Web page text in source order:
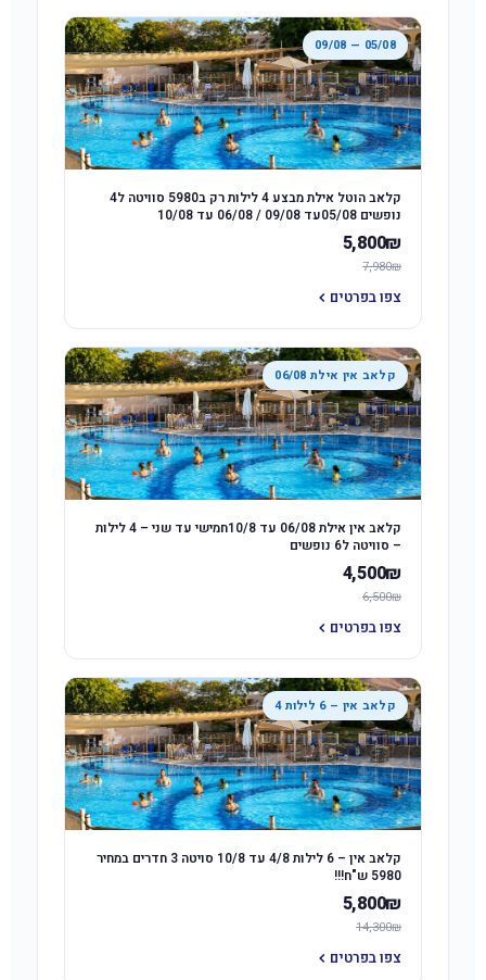
05/08 — 09/08
קלאב הוטל אילת מבצע 4 לילות רק ב5980 סוויטה ל4
נופשים 05/08עד 09/08 / 06/08 עד 10/08
5,800₪
7,980₪
צפו בפרטים
קלאב אין אילת 06/08
קלאב אין אילת 06/08 עד 10/8חמישי עד שני – 4 לילות
– סוויטה ל6 נופשים
4,500₪
6,500₪
צפו בפרטים
קלאב אין – 6 לילות 4
קלאב אין – 6 לילות 4/8 עד 10/8 סויטה 3 חדרים במחיר
5980 ש"ח!!!
5,800₪
14,300₪
צפו בפרטים